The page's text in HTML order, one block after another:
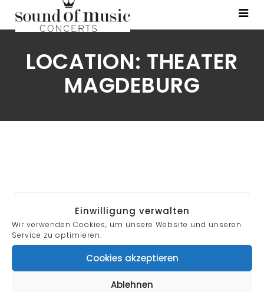
Einwilligung verwalten
Wir verwenden Cookies, um unsere Website und unseren
Service zu optimieren.
Cookies akzeptieren
Ablehnen
LOCATION: THEATER
MAGDEBURG
Impressum